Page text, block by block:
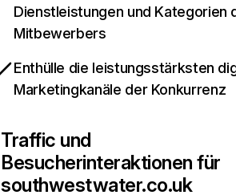
Dienstleistungen und Kategorien
Mitbewerbers
Enthülle die leistungsstärksten
Marketingkanäle der Konkurrenz
Traffic und
Besucherinteraktionen für
southwestwater.co.uk